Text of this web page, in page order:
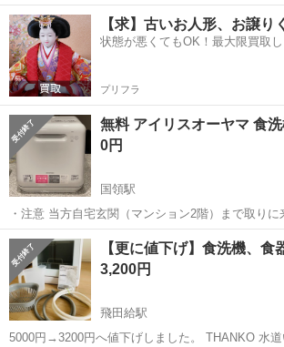
めやすい♪ シフトの強制もないですし 自分のペ
できるので 続けやすい♪働きやすい♪ ＼＼ 『シフトが削られた…』
『思うように稼...
東京 調布市 国領駅 警備員
【求】古いお人形、お譲り
状態が悪くてもOK！最大限買取
プリフラ
無料 アイリスオーヤマ 食
0円
国領駅
・注意 当方自宅玄関（マンション2階）まで取り
定でお譲りします。 日時は要相談（早朝深夜対応
ると13kgの重さがあるみたいなので持ち運べる方で
ちらは費用負担いたしません...
東京 調布市 国領駅 キッチン家電
【更に値下げ】食洗機、食
3,200円
飛田給駅
5000円→3200円へ値下げしました。 THANKO 水